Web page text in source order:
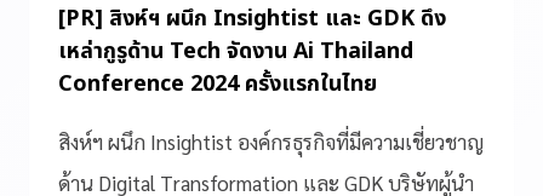
[PR] สิงห์ฯ ผนึก Insightist และ GDK ดึง
เหล่ากูรูด้าน Tech จัดงาน Ai Thailand
Conference 2024 ครั้งแรกในไทย
สิงห์ฯ ผนึก Insightist องค์กรธุรกิจที่มีความเชี่ยวชาญ
ด้าน Digital Transformation และ GDK บริษัทผู้นำ